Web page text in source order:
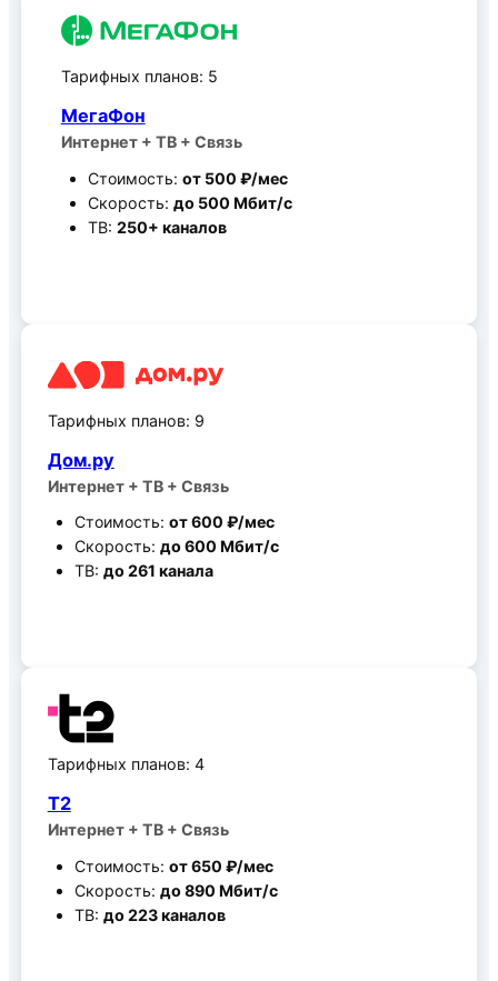
Тарифных планов: 5
МегаФон
Интернет + ТВ + Связь
Стоимость: от 500 ₽/мес
Скорость: до 500 Мбит/c
ТВ: 250+ каналов
Тарифных планов: 9
Дом.ру
Интернет + ТВ + Связь
Стоимость: от 600 ₽/мес
Скорость: до 600 Мбит/c
ТВ: до 261 канала
Тарифных планов: 4
Т2
Интернет + ТВ + Связь
Стоимость: от 650 ₽/мес
Скорость: до 890 Мбит/c
ТВ: до 223 каналов